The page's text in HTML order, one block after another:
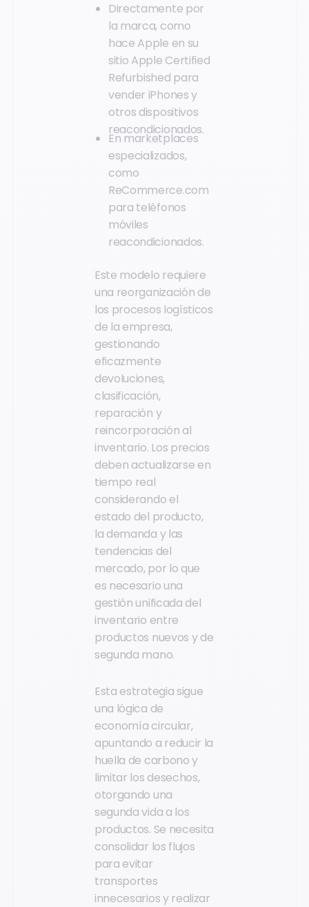
Directamente por
la marca, como
hace Apple en su
sitio Apple Certified
Refurbished para
vender iPhones y
otros dispositivos
reacondicionados.
En marketplaces
especializados,
como
ReCommerce.com
para teléfonos
móviles
reacondicionados.
Este modelo requiere
una reorganización de
los procesos logísticos
de la empresa,
gestionando
eficazmente
devoluciones,
clasificación,
reparación y
reincorporación al
inventario. Los precios
deben actualizarse en
tiempo real
considerando el
estado del producto,
la demanda y las
tendencias del
mercado, por lo que
es necesario una
gestión unificada del
inventario entre
productos nuevos y de
segunda mano.
Esta estrategia sigue
una lógica de
economía circular,
apuntando a reducir la
huella de carbono y
limitar los desechos,
otorgando una
segunda vida a los
productos. Se necesita
consolidar los flujos
para evitar
transportes
innecesarios y realizar